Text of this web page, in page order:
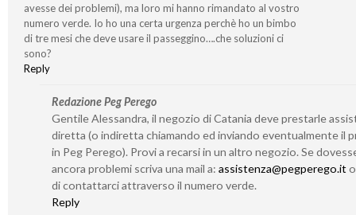
avesse dei problemi), ma loro mi hanno rimandato al vostro
numero verde. Io ho una certa urgenza perchè ho un bimbo
di tre mesi che deve usare il passeggino….che soluzioni ci
sono?
Reply
Redazione Peg Perego
Gentile Alessandra, il negozio di Catania deve prestarle
diretta (o indiretta chiamando ed inviando eventualmente il
in Peg Perego). Provi a recarsi in un altro negozio. Se
ancora problemi scriva una mail a: assistenza@pegperego.ito
di contattarci attraverso il numero verde.
Reply